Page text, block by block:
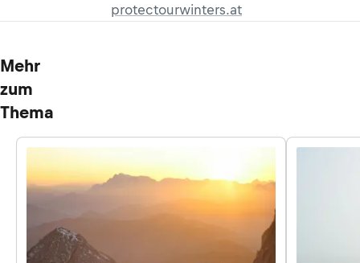
protectourwinters.at
Mehr
zum
Thema